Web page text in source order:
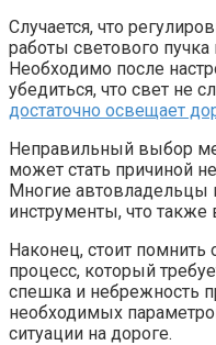
Случается, что
работы светового
Необходимо после
убедиться, что свет не
достаточно освещает
Неправильный выбор
может стать причиной
Многие автовладельцы
инструменты, что также
Наконец, стоит помнить
процесс, который
спешка и небрежность
необходимых
ситуации на дороге.